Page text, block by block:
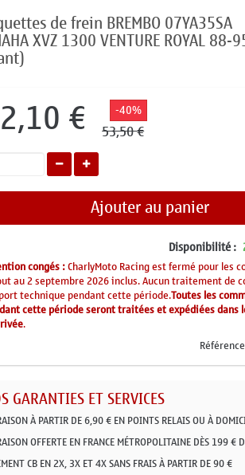
de frein BREMBO 07YA35SA
XVZ 1300 VENTURE ROYAL 88-
€ -40%
53,50 €
Ajouter au panier
Disponibilité :
congés :CharlyMoto Racing est fermé pour les
au 2 septembre 2026 inclus. Aucun traitement de
technique pendant cette période.Toutes les
cette période seront traitées et expédiées dans
.
GARANTIES ET SERVICES
À PARTIR DE 6,90 € EN POINTS RELAIS OU À
OFFERTE EN FRANCE MÉTROPOLITAINE DÈS 199 €
CB EN 2X, 3X ET 4X SANS FRAIS À PARTIR DE 90 €